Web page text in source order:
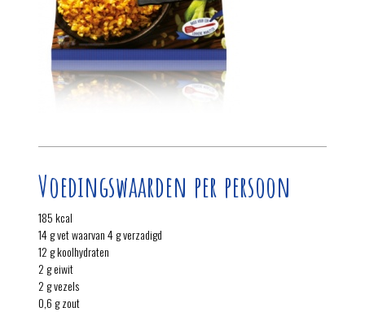
Voedingswaarden per persoon
185 kcal
14 g vet waarvan 4 g verzadigd
12 g koolhydraten
2 g eiwit
2 g vezels
0,6 g zout